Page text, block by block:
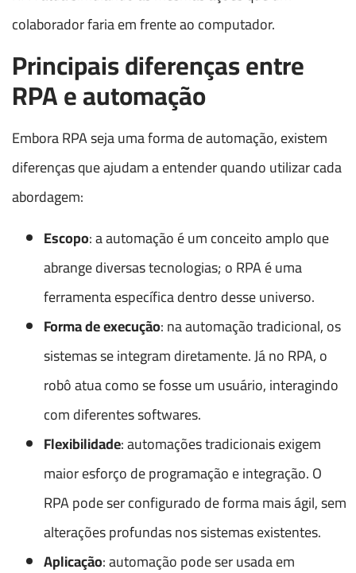
colaborador faria em frente ao computador.
Principais diferenças entre
RPA e automação
Embora RPA seja uma forma de automação, existem
diferenças que ajudam a entender quando utilizar cada
abordagem:
Escopo: a automação é um conceito amplo que
abrange diversas tecnologias; o RPA é uma
ferramenta específica dentro desse universo.
Forma de execução: na automação tradicional, os
sistemas se integram diretamente. Já no RPA, o
robô atua como se fosse um usuário, interagindo
com diferentes softwares.
Flexibilidade: automações tradicionais exigem
maior esforço de programação e integração. O
RPA pode ser configurado de forma mais ágil, sem
alterações profundas nos sistemas existentes.
Aplicação: automação pode ser usada em